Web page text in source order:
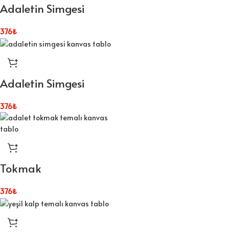
Adaletin Simgesi
376₺
Adaletin Simgesi
376₺
Tokmak
376₺